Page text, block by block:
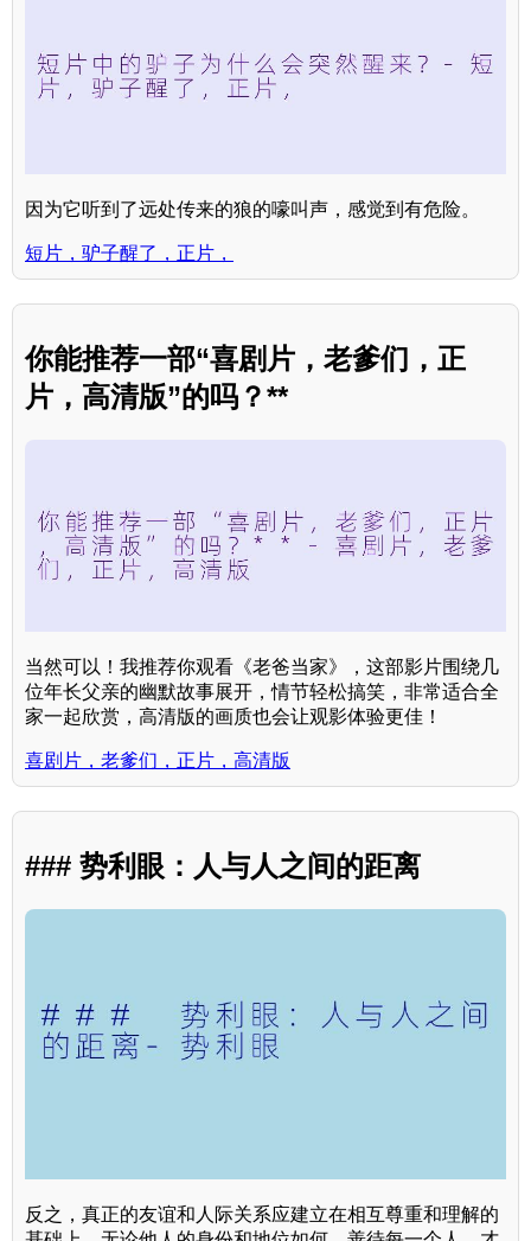
因为它听到了远处传来的狼的嚎叫声，感觉到有危险。
短片，驴子醒了，正片，
你能推荐一部“喜剧片，老爹们，正
片，高清版”的吗？**
当然可以！我推荐你观看《老爸当家》，这部影片围绕几
位年长父亲的幽默故事展开，情节轻松搞笑，非常适合全
家一起欣赏，高清版的画质也会让观影体验更佳！
喜剧片，老爹们，正片，高清版
### 势利眼：人与人之间的距离
反之，真正的友谊和人际关系应建立在相互尊重和理解的